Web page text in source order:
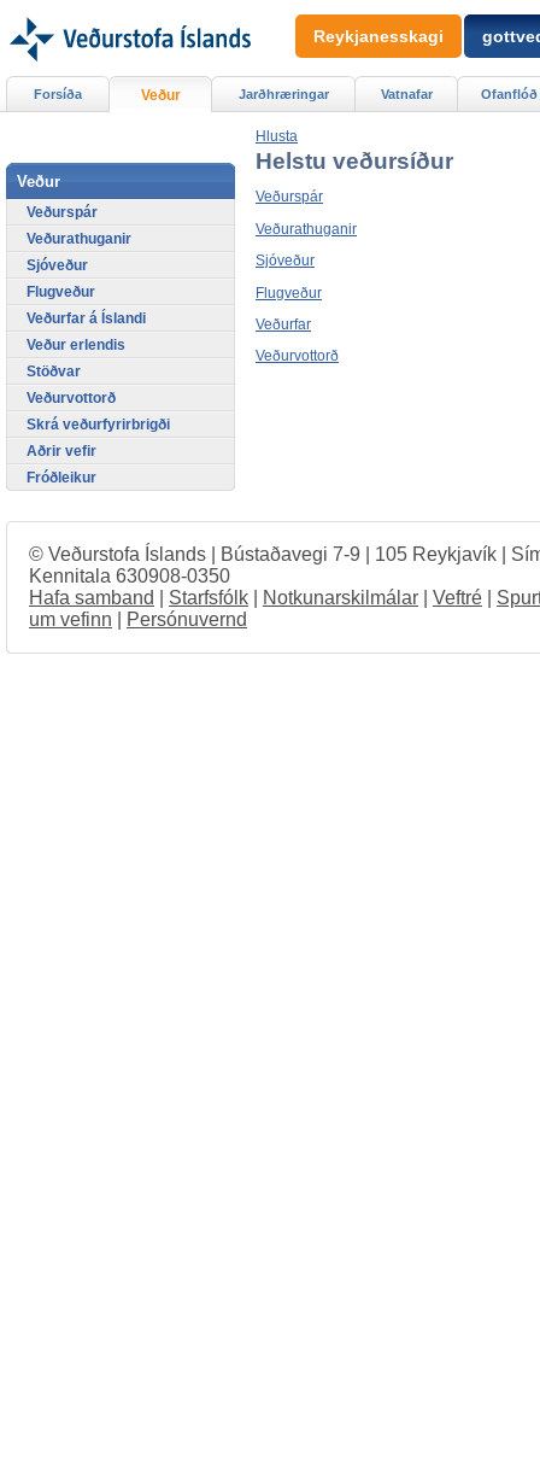
Hlusta
Helstu veðursíður
Veðurspár
Veðurathuganir
Sjóveður
Flugveður
Veðurfar
Veðurvottorð
Forsíða Veður Jarðhræringar Vatnafar Ofanflóð
Veður
Veðurspár
Veðurathuganir
Sjóveður
Flugveður
Veðurfar á Íslandi
Veður erlendis
Stöðvar
Veðurvottorð
Skrá veðurfyrirbrigði
Aðrir vefir
Fróðleikur
Reykjanesskagi
© Veðurstofa Íslands | Bústaðavegi 7-9 | 105 Reykjavík |
Kennitala 630908-0350
Hafa samband
Starfsfólk Notkunarskilmálar Veftré
um vefinn
Persónuvernd